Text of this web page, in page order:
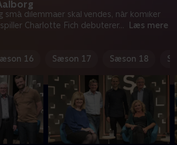
små dilemmaer skal vendes, når komiker
Charlotte Fich debuterer... Læs mere
16 Sæson 17 Sæson 18